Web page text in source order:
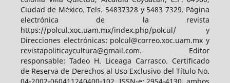
Ciudad de México. Tels. 54837328 y 5483 7329. Página
electrónica de la revista
https://polcul.xoc.uam.mx/index.php/polcul/ y
Direcciones electrónicas: polcul@correo.xoc.uam.mx y
revistapoliticaycultura@gmail.com. Editor
responsable: Tadeo H. Liceaga Carrasco. Certificado
de Reserva de Derechos al Uso Exclusivo del Título No.